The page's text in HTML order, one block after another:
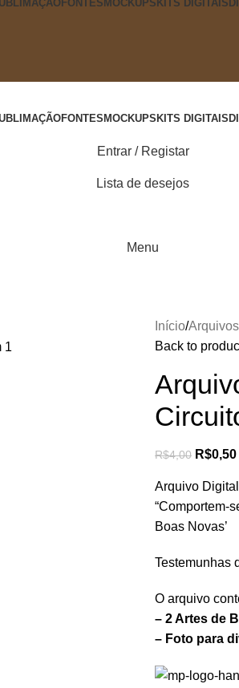
FONTES MOCKUPS KITS DIGITAIS
FONTES MOCKUPS KITS DIGITAIS
Entrar / Registar
Lista de desejos
Menu
Início
Back to
R$4,00 R$0,50
Arquivo
“Comportem-
Boas Novas’
Testemunhas
O arquivo
– 2 Artes de
– Foto para